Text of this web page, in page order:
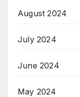
August 2024
July 2024
June 2024
May 2024